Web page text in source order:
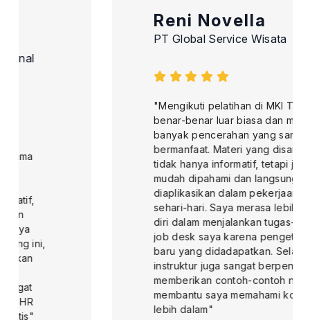
Reni Novella
PT Global Service Wisata
"Mengikuti pelatihan di MKI Training ini
benar-benar luar biasa dan memberikan
banyak pencerahan yang sangat
bermanfaat. Materi yang disampaikan
tidak hanya informatif, tetapi juga
mudah dipahami dan langsung dapat
diaplikasikan dalam pekerjaan saya
sehari-hari. Saya merasa lebih percaya
diri dalam menjalankan tugas-tugas di
job desk saya karena pengetahuan
baru yang didadapatkan. Selain itu,
instruktur juga sangat berpengalaman,
memberikan contoh-contoh nyata yang
membantu saya memahami konsep